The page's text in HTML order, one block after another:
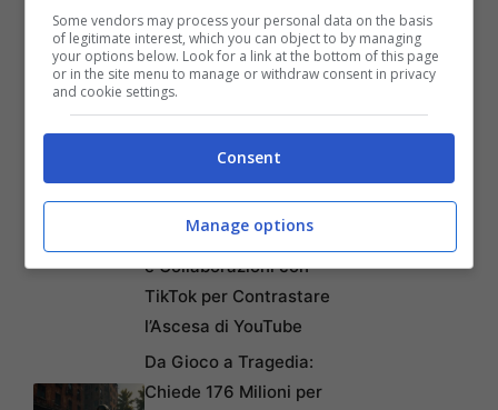
Articoli recentiCome Fermare i Download
Passo-Passo
Disney+: Tra Piani Gratuiti
e Collaborazioni con
TikTok per Contrastare
l’Ascesa di YouTube
Da Gioco a Tragedia:
Chiede 176 Milioni per
Some vendors may process your personal data on the basis
of legitimate interest, which you can object to by managing
your options below. Look for a link at the bottom of this page
or in the site menu to manage or withdraw consent in privacy
and cookie settings.
Consent
Manage options